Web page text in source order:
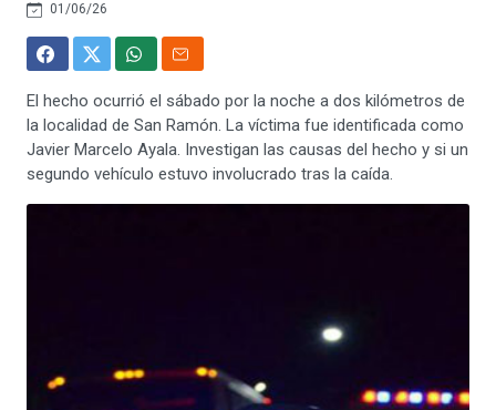
01/06/26
El hecho ocurrió el sábado por la noche a dos kilómetros de
la localidad de San Ramón. La víctima fue identificada como
Javier Marcelo Ayala. Investigan las causas del hecho y si un
segundo vehículo estuvo involucrado tras la caída.